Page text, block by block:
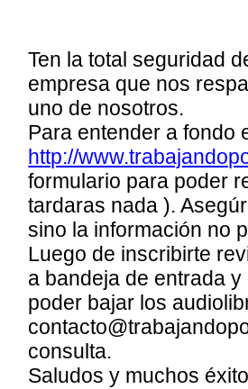
Ten la total seguridad
empresa que nos
uno de nosotros.
Para entender a fondo
http://
formulario para poder
tardaras nada ).
sino la información no
Luego de inscribirte
a bandeja de entrada
poder bajar los
consulta.
Saludos y muchos